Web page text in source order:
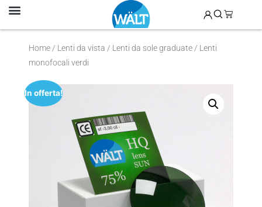
Home / Lenti da vista / Lenti da sole graduate / Lenti
monofocali verdi
In offerta!